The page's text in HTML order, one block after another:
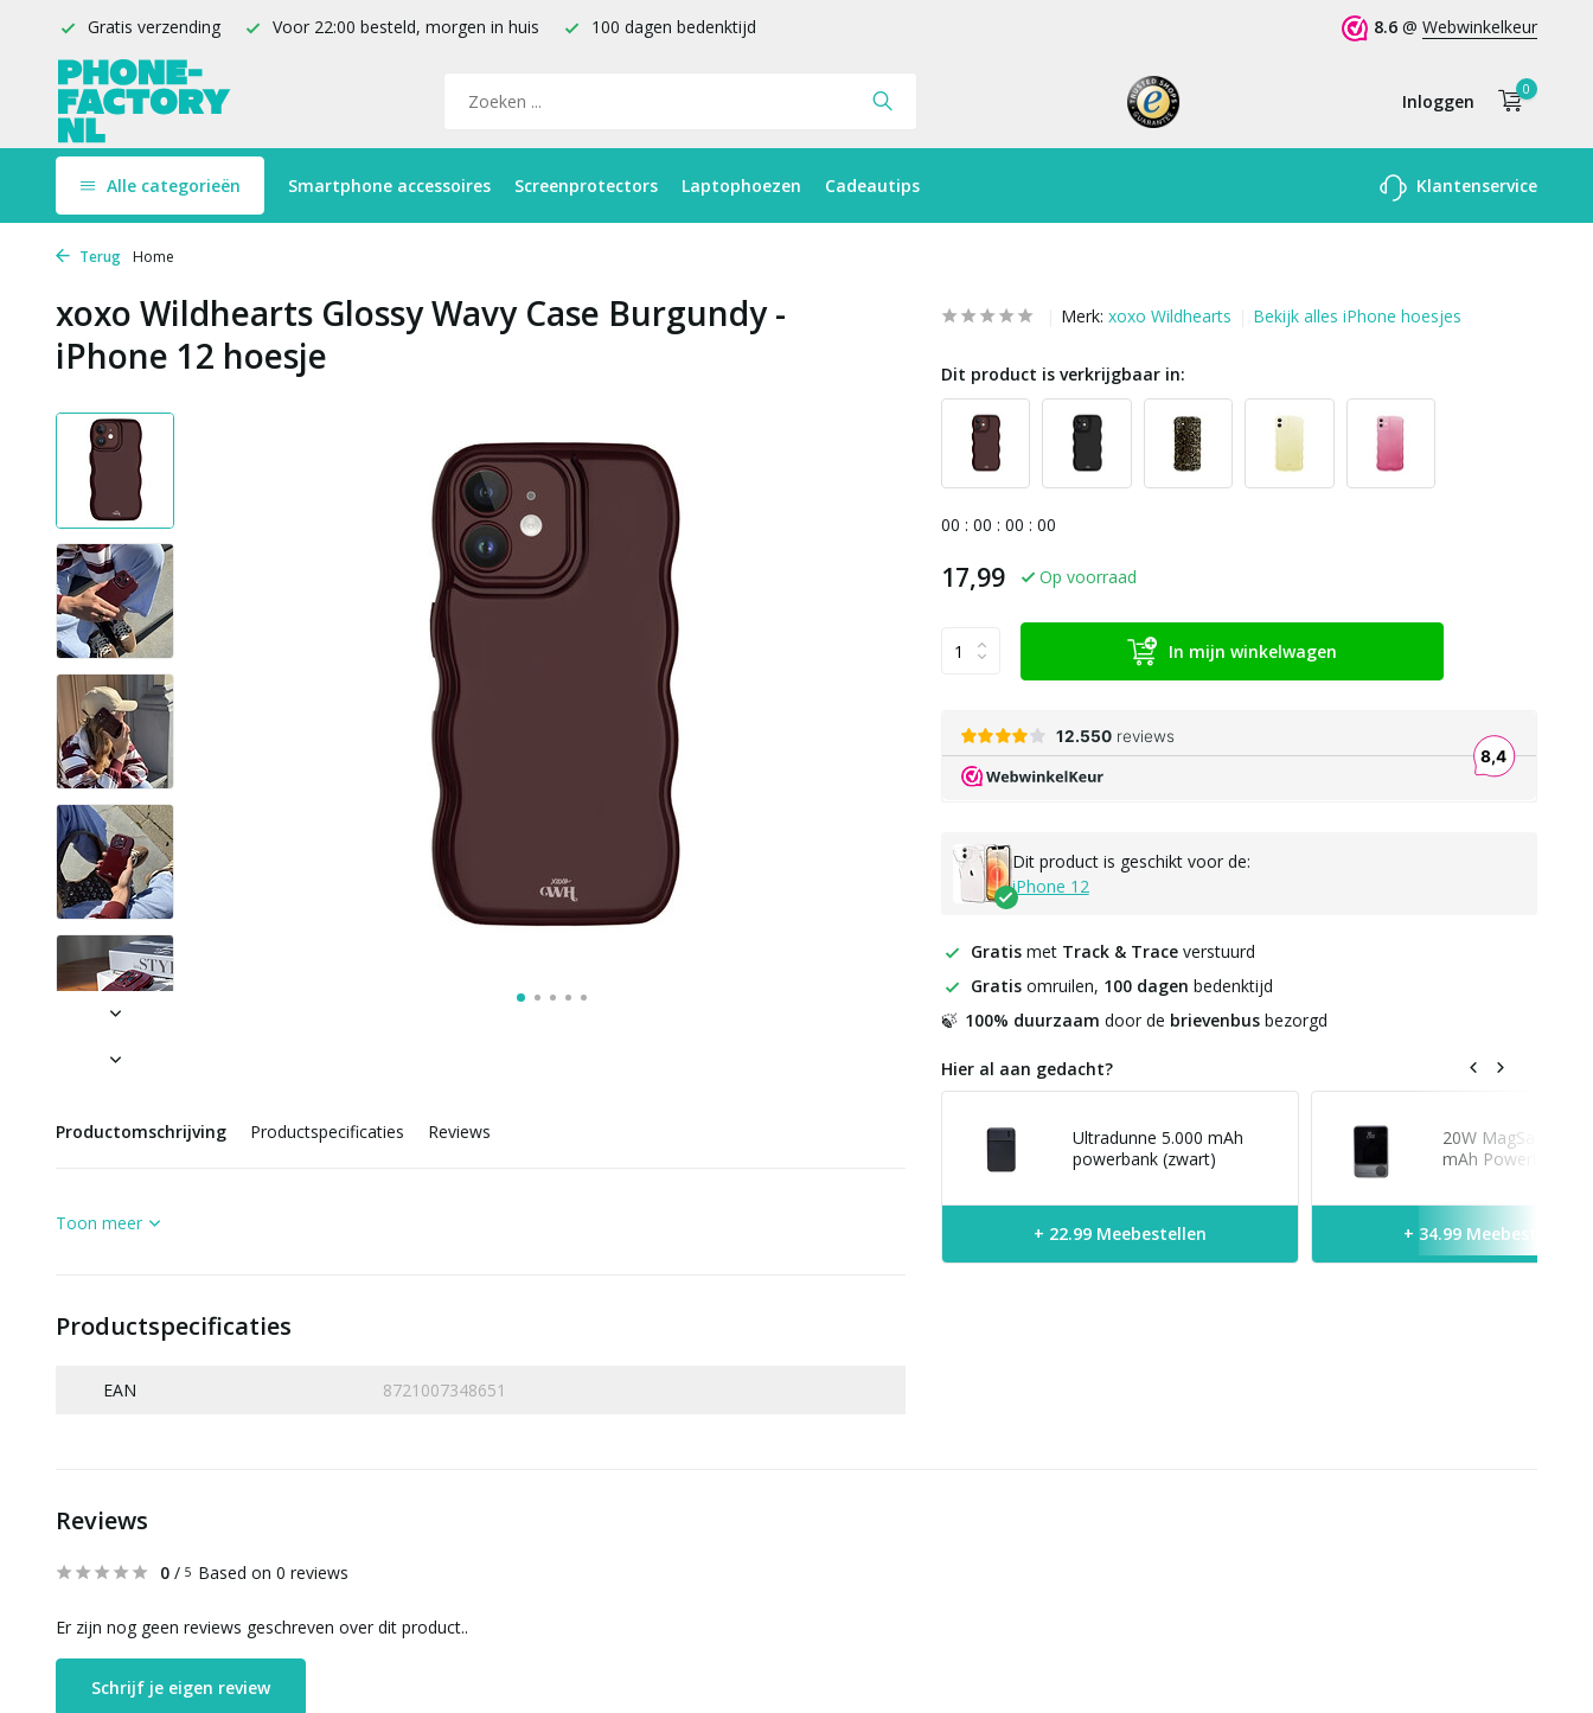
Gratis verzending Voor 22:00 besteld, morgen in huis 100 dagen bedenktijd 8.6 @ Webwinkelkeur
Inloggen
Account
0
Alle categorieën Smartphone accessoires Screenprotectors Laptophoezen Cadeautips Klantenservice
Terug Home
xoxo Wildhearts Glossy Wavy Case Burgundy -
iPhone 12 hoesje
Productomschrijving Productspecificaties Reviews
Toon meer
Productspecificaties
EAN 8721007348651
Merk: xoxo Wildhearts Bekijk alles iPhone hoesjes
Dit product is verkrijgbaar in:
00 : 00 : 00 : 00
17,99 Op voorraad
In mijn winkelwagen
Dit product is geschikt voor de:
iPhone 12
Gratismet Track & Traceverstuurd
Gratisomruilen, 100 dagen bedenktijd
🍃 100% duurzaam door de brievenbusbezorgd
Hier al aan gedacht?
Ultradunne 5.000 mAh
powerbank (zwart)
+ 22.99 Meebestellen
20W MagSafe
mAh Powerbank
+ 34.99 Meebestellen
Reviews
0 / 5 Based on 0 reviews
Er zijn nog geen reviews geschreven over dit product..
Schrijf je eigen review